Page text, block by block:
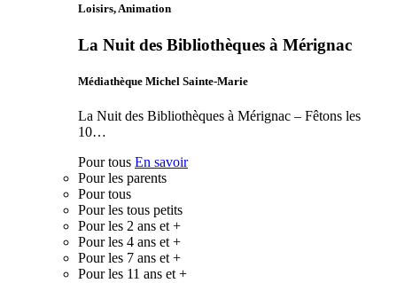
Loisirs, Animation
La Nuit des Bibliothèques à Mérignac
Médiathèque Michel Sainte-Marie
La Nuit des Bibliothèques à Mérignac – Fêtons les
10…
Pour tous En savoir
Pour les parents
Pour tous
Pour les tous petits
Pour les 2 ans et +
Pour les 4 ans et +
Pour les 7 ans et +
Pour les 11 ans et +